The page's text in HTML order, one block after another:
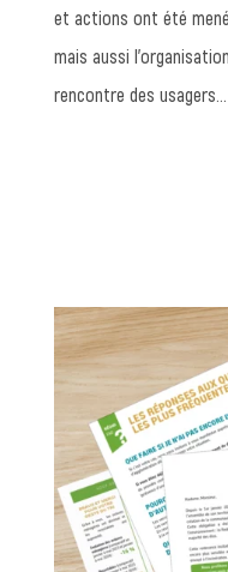
et actions ont été
mais aussi
rencontre des usagers…